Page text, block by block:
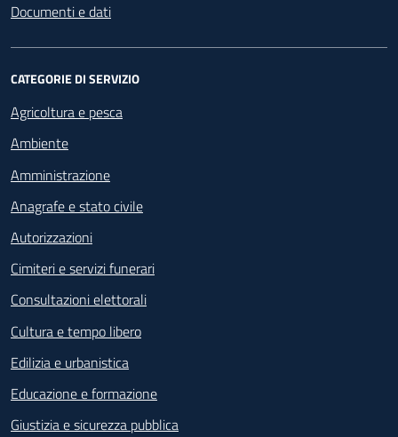
Documenti e dati
CATEGORIE DI SERVIZIO
Agricoltura e pesca
Ambiente
Amministrazione
Anagrafe e stato civile
Autorizzazioni
Cimiteri e servizi funerari
Consultazioni elettorali
Cultura e tempo libero
Edilizia e urbanistica
Educazione e formazione
Giustizia e sicurezza pubblica